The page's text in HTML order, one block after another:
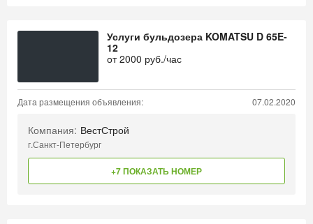
Услуги бульдозера KOMATSU D 65E-
12
от2000 руб./час
Дата размещения объявления: 07.02.2020
Компания: ВестСтрой
г.Санкт-Петербург
+7 ПОКАЗАТЬ НОМЕР